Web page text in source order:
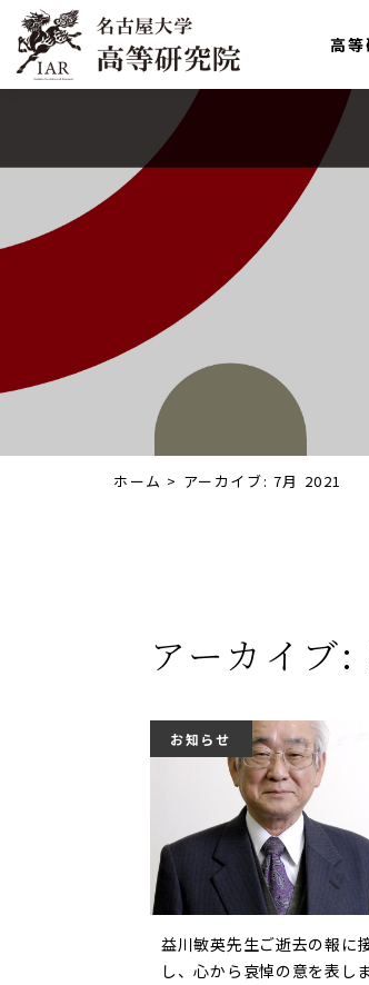
高等
ホーム > アーカイブ: 7月 2021
アーカイブ
お知らせ
益川敏英先生ご逝去の報に
し、心から哀悼の意を表しま